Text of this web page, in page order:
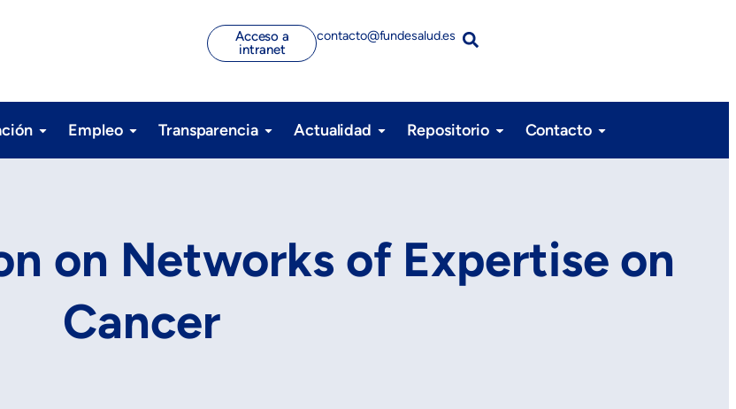
Acceso a
intranet
contacto@fundesalud.es
Empleo Transparencia Actualidad Repositorio Contacto
on Networks of Expertise on
Cancer